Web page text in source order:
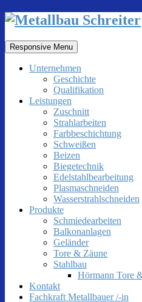
Responsive Menu
Unternehmen
Geschichte
Qualifikation
Leistungen
Zuschnitt
Strahlarbeiten
Farbbeschichtung
Schweißen
Beizen
Biegetechnik
Edelstahlbearbeitung
Plasmaschneiden
Wasserstrahlschneiden
Produkte
Schmiedearbeiten
Balkonanlagen
Geländer
Tore & Zäune
Stahlbau
Hörmann Tore
Kontakt
Fachkraft Metallbauer /-in